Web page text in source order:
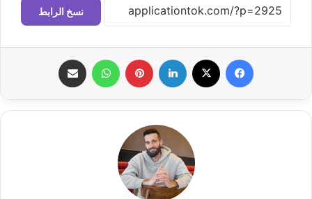
نسخ الرابط
فيسبوك لينكدإن بينتيريست واتساب